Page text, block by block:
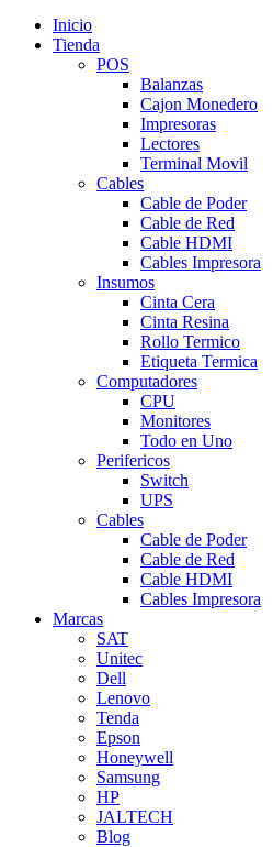
Inicio
Tienda
POS
Balanzas
Cajon Monedero
Impresoras
Lectores
Terminal Movil
Cables
Cable de Poder
Cable de Red
Cable HDMI
Cables Impresora
Insumos
Cinta Cera
Cinta Resina
Rollo Termico
Etiqueta Termica
Computadores
CPU
Monitores
Todo en Uno
Perifericos
Switch
UPS
Cables
Cable de Poder
Cable de Red
Cable HDMI
Cables Impresora
Marcas
SAT
Unitec
Dell
Lenovo
Tenda
Epson
Honeywell
Samsung
HP
JALTECH
Blog